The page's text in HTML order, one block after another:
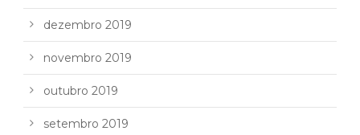
dezembro 2019
novembro 2019
outubro 2019
setembro 2019